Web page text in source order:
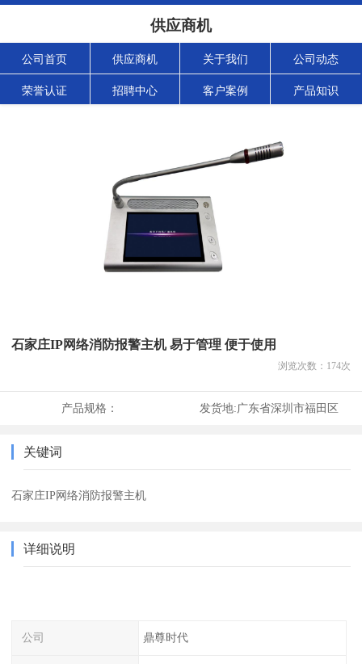
供应商机
公司首页 供应商机 关于我们 公司动态
荣誉认证 招聘中心 客户案例 产品知识
石家庄IP网络消防报警主机 易于管理 便于使用
浏览次数： 174次
产品规格： 发货地:广东省深圳市福田区
关键词
石家庄IP网络消防报警主机
详细说明
公司 鼎尊时代